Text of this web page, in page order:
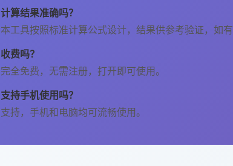
计算结果准确吗？
本工具按照标准计算公式设计，结果供参考验证，如
收费吗？
完全免费，无需注册，打开即可使用。
支持手机使用吗？
支持，手机和电脑均可流畅使用。